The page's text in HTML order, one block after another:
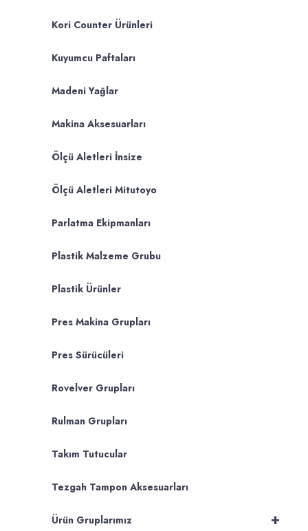
Kori Counter Ürünleri
Kuyumcu Paftaları
Madeni Yağlar
Makina Aksesuarları
Ölçü Aletleri İnsize
Ölçü Aletleri Mitutoyo
Parlatma Ekipmanları
Plastik Malzeme Grubu
Plastik Ürünler
Pres Makina Grupları
Pres Sürücüleri
Rovelver Grupları
Rulman Grupları
Takım Tutucular
Tezgah Tampon Aksesuarları
+
Ürün Gruplarımız